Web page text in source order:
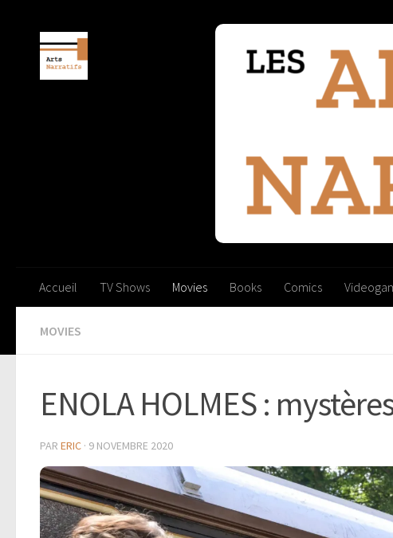
Accueil TV Shows Movies Books Comics
MOVIES
ENOLA HOLMES :
PAR ERIC · 9 NOVEMBRE 2020